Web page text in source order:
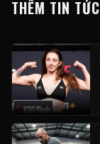
THÊM TIN TỨC